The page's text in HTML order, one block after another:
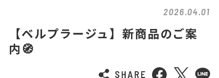
2026.04.01
【ベルプラージュ】新商品のご案
内🧭